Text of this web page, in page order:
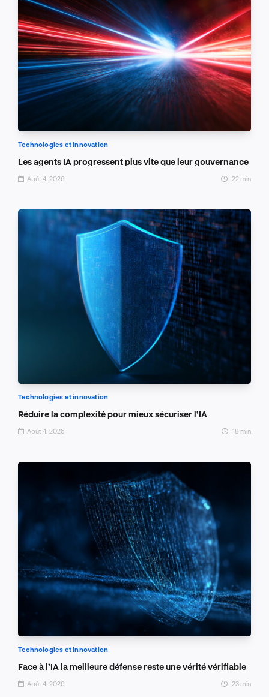
Technologies et innovation
Les agents IA progressent plus vite que leur gouvernance
Août 4, 2026 22 min
Technologies et innovation
Réduire la complexité pour mieux sécuriser l’IA
Août 4, 2026 18 min
Technologies et innovation
Face à l’IA la meilleure défense reste une vérité vérifiable
Août 4, 2026 23 min